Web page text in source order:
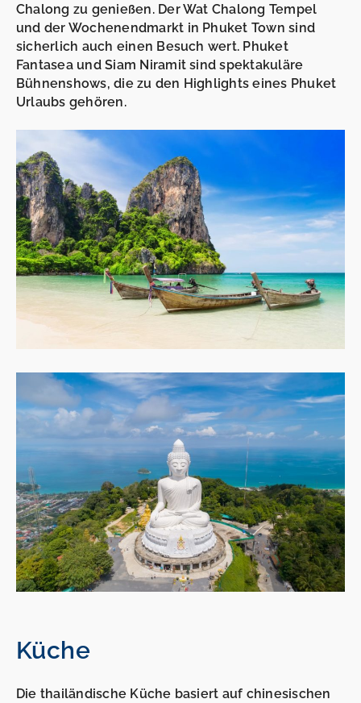
Chalong zu genießen. Der Wat Chalong Tempel
und der Wochenendmarkt in Phuket Town sind
sicherlich auch einen Besuch wert. Phuket
Fantasea und Siam Niramit sind spektakuläre
Bühnenshows, die zu den Highlights eines Phuket
Urlaubs gehören.
Küche
Die thailändische Küche basiert auf chinesischen